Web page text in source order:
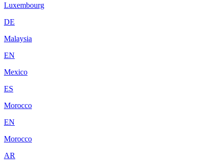
Luxembourg
DE
Malaysia
EN
Mexico
ES
Morocco
EN
Morocco
AR